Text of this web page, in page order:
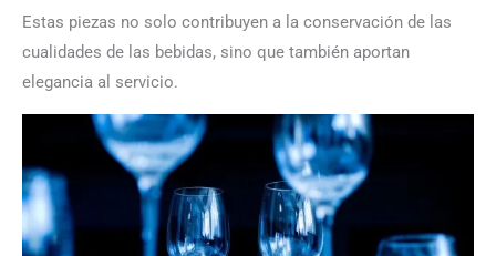
Estas piezas no solo contribuyen a la conservación de las
cualidades de las bebidas, sino que también aportan
elegancia al servicio.